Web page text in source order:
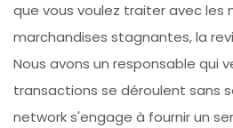
que vous voulez traiter avec les
marchandises stagnantes, la
Nous avons un responsable qui
transactions se déroulent sans
network s'engage à fournir un